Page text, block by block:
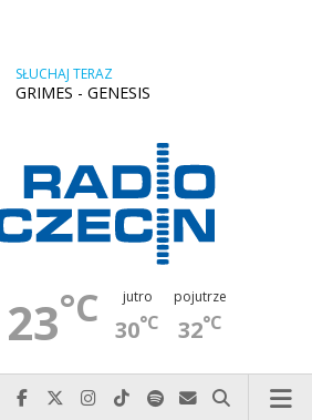
SŁUCHAJ TERAZ
GRIMES - GENESIS
23°C jutro
30°C
pojutrze
32°C
Najlepiej po prostu do nas zadzwoń
Odwiedź nas na Facebook-u
Odwiedź nas na X
Odwiedź nas na Instagram-ie
Odwiedź nas na TikTok-u
Szukaj nas na Spotify
Wyślij do nas
Szukaj